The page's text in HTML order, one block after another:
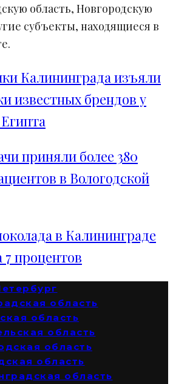
область, Новгородскую
субъекты, находящиеся в
Калининграда изъяли
известных брендов у
приняли более 380
в Вологодской
в Калининграде
процентов
область
область
область
область
область
область